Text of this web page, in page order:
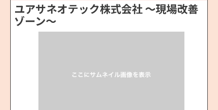
ユアサネオテック株式会社 ～現場改善
ゾーン～